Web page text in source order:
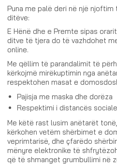
Puna me palë deri në një
ditëve:
E Hënë dhe e Premte sipas
ditve të tjera do të vazhdohet
online.
Me qëllim të parandalimit të
kërkojmë mirëkuptimin nga
respektohen masat e
Pajisja me maska dhe dorëza
Respektimi i distancës sociale
Me këtë rast lusim anëtarët
kërkohen vetëm shërbimet e
veprimtarisë, dhe çfarëdo
mënyre elektronike të
që të shmanget grumbullimi në